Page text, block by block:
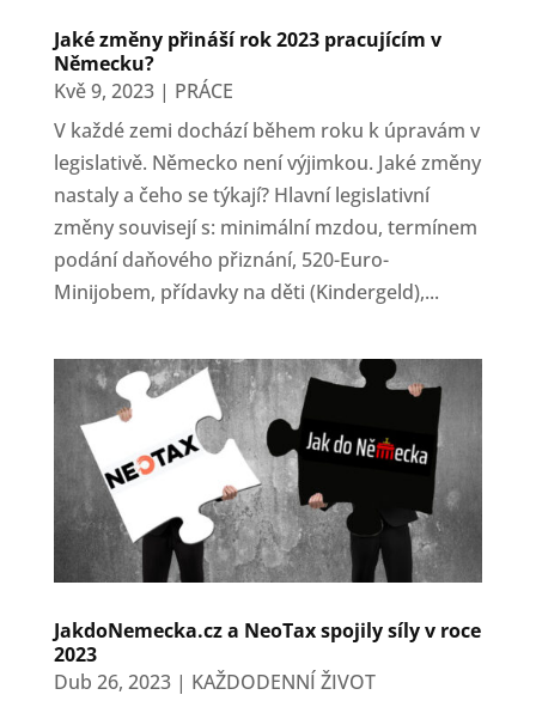
Jaké změny přináší rok 2023 pracujícím v
Německu?
Kvě 9, 2023| PRÁCE
V každé zemi dochází během roku k úpravám v
legislativě. Německo není výjimkou. Jaké změny
nastaly a čeho se týkají? Hlavní legislativní
změny souvisejí s: minimální mzdou, termínem
podání daňového přiznání, 520-Euro-
Minijobem, přídavky na děti (Kindergeld),...
JakdoNemecka.cz a NeoTax spojily síly v roce
2023
Dub 26, 2023| KAŽDODENNÍ ŽIVOT